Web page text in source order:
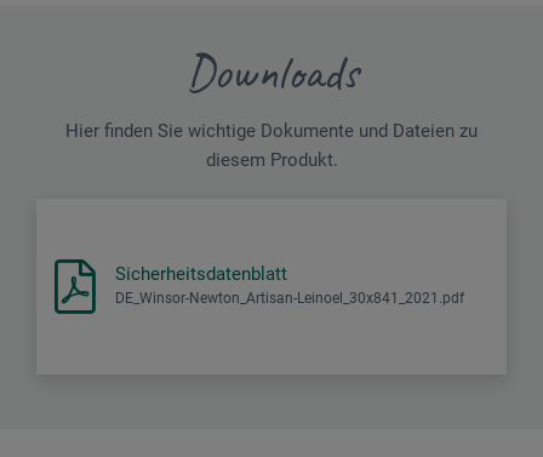
Downloads
Hier finden Sie wichtige Dokumente und Dateien zu
diesem Produkt.
Sicherheitsdatenblatt
DE_Winsor-Newton_Artisan-Leinoel_30x841_2021.pdf